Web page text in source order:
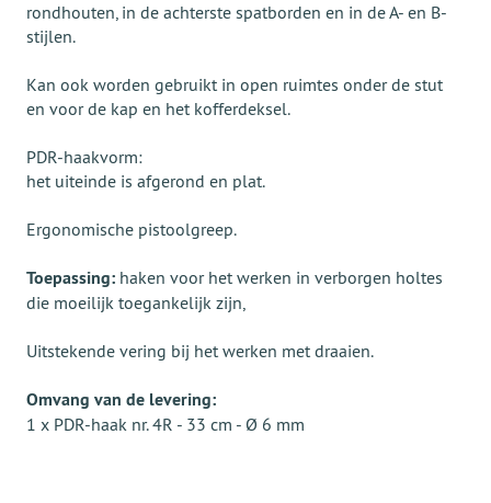
rondhouten, in de achterste spatborden en in de A- en B-
stijlen.
Kan ook worden gebruikt in open ruimtes onder de stut
en voor de kap en het kofferdeksel.
PDR-haakvorm:
het uiteinde is afgerond en plat.
Ergonomische pistoolgreep.
Toepassing: haken voor het werken in verborgen holtes
die moeilijk toegankelijk zijn,
Uitstekende vering bij het werken met draaien.
Omvang van de levering:
1 x PDR-haak nr. 4R - 33 cm - Ø 6 mm